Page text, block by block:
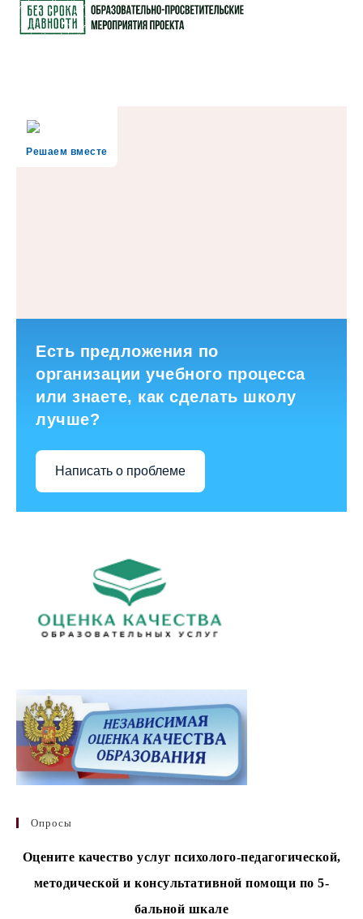
Решаем вместе
Есть предложения по
организации учебного процесса
или знаете, как сделать школу
лучше?
Написать о проблеме
Опросы
Оцените качество услуг психолого-педагогической,
методической и консультативной помощи по 5-
бальной шкале